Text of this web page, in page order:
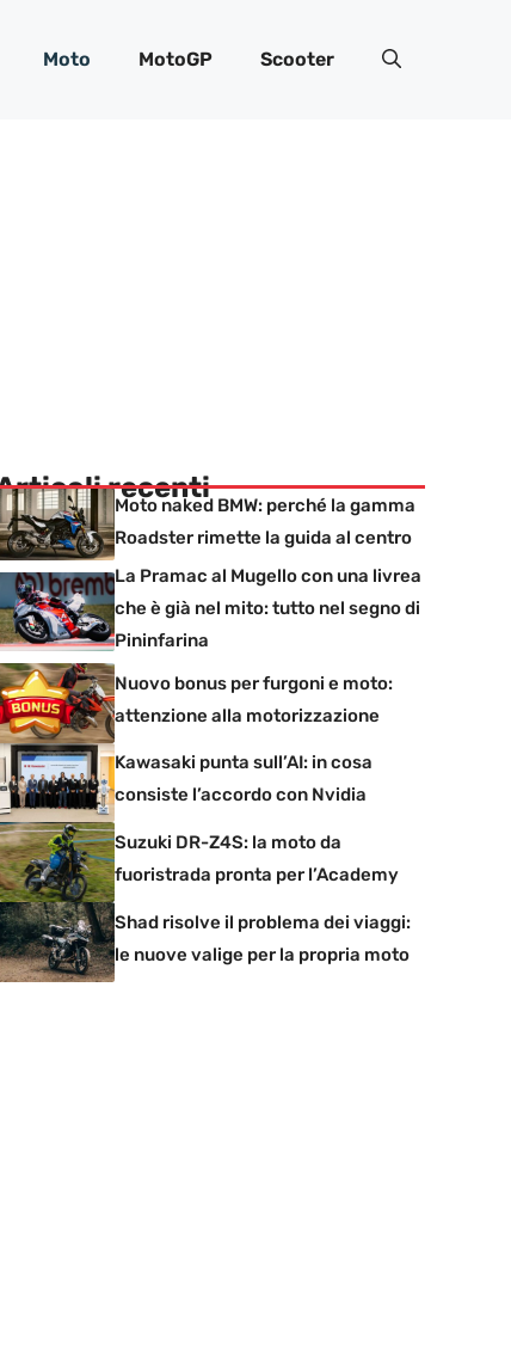
Moto MotoGP Scooter
recenti
Moto naked BMW: perché la gamma
Roadster rimette la guida al centro
La Pramac al Mugello con una livrea
che è già nel mito: tutto nel segno di
Pininfarina
Nuovo bonus per furgoni e moto:
attenzione alla motorizzazione
Kawasaki punta sull’AI: in cosa
consiste l’accordo con Nvidia
Suzuki DR-Z4S: la moto da
fuoristrada pronta per l’Academy
Shad risolve il problema dei viaggi:
le nuove valige per la propria moto